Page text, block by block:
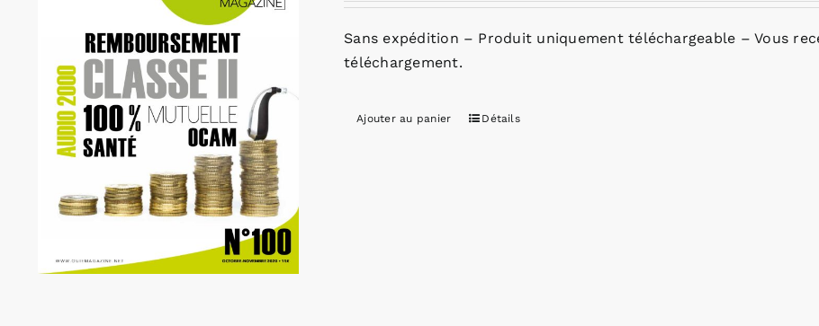
Sans expédition – Produit uniquement téléchargeable – Vous
téléchargement.
Ajouter au panier Détails